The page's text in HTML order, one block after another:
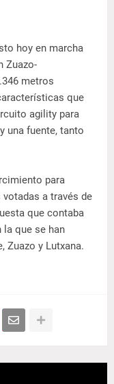
hoy en marcha
Zuazo-
metros
que
agility para
una fuente, tanto
para
a través de
que contaba
la que se han
Zuazo y Lutxana.